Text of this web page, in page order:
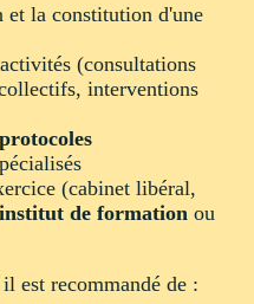
et la constitution d'une
(consultations
interventions
protocoles
(cabinet libéral,
institut de formation ou
est recommandé de :